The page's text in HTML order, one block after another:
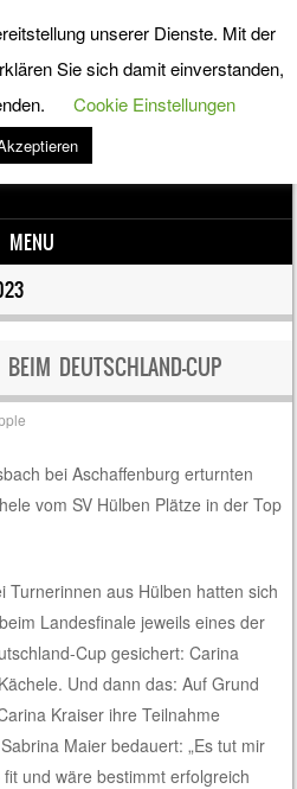
Leistungsturnen
e.V.
Hülben e.V.
MENU
DEUTSCHLAND-CUP
bei Aschaffenburg erturnten
vom SV Hülben Plätze in der Top
Turnerinnen aus Hülben hatten sich
Landesfinale jeweils eines der
Cup gesichert: Carina
Und dann das: Auf Grund
Kraiser ihre Teilnahme
Maier bedauert: „Es tut mir
und wäre bestimmt erfolgreich
unserer Dienste. Mit der
Sie sich damit einverstanden,
Cookie Einstellungen